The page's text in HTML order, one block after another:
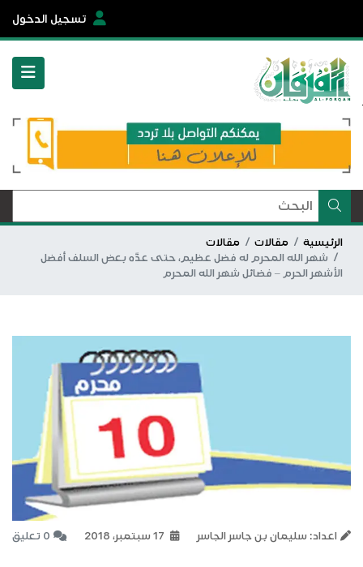
تسجيل الدخول
الرئيسية مقالات
مقالات
شهر الله المحرم له فضل عظيم، حتى عدَّه بعض السلف أفضل
الأشهر الحرم – فضائل شهر الله المحرم
اعداد: سليمان بن جاسر الجاسر 0 تعليق